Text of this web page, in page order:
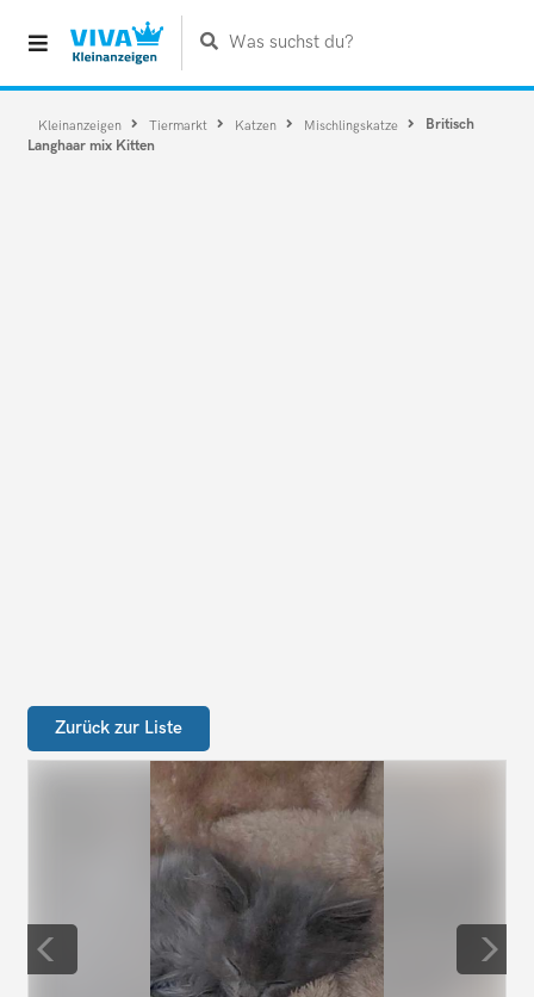
Was suchst du?
Kleinanzeigen Tiermarkt Katzen Mischlingskatze
Britisch
Langhaar mix Kitten
Zurück zur Liste